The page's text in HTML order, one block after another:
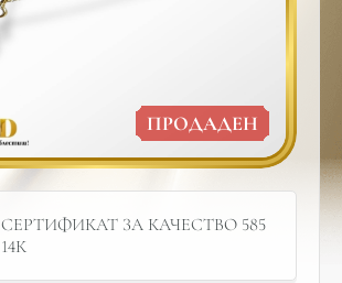
ПРОДАДЕН
СЕРТИФИКАТ ЗА КАЧЕСТВО 585
14К